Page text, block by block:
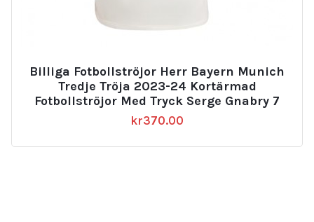
Billiga Fotbollströjor Herr Bayern Munich
Tredje Tröja 2023-24 Kortärmad
Fotbollströjor Med Tryck Serge Gnabry 7
kr370.00